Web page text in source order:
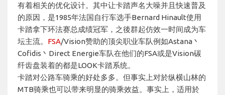
有着相关的优化设计。其中让卡踏声名大噪并且快速普及
的原因，是1985年法国自行车选手Bernard Hinault使用
卡踏拿下环法赛总成绩冠军，之後群起仿效一时间成为车
坛主流。 FSA/Vision赞助的顶尖职业车队例如Astana丶
Cofidis丶Direct Energie车队在他们的FSA或是Vision碳
纤齿盘装着的都是LOOK卡踏系统。
卡踏对公路车骑乘的好处多多。但事实上对於纵横山林的
MTB骑乘也可以带来明显的骑乘效益。事实上，适用於